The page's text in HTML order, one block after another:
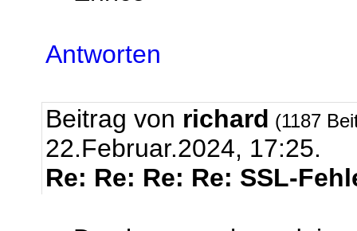
Antworten
Beitrag von richard (1187
22.Februar.2024, 17:25.
Re: Re: Re: Re: SSL-